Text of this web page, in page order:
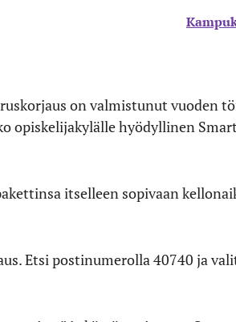
on valmistunut vuoden
opiskelijakylälle hyödyllinen
itselleen sopivaan
Etsi postinumerolla 40740 ja